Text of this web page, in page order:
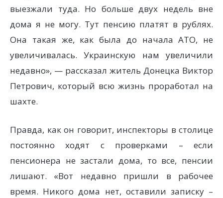
выезжали туда. Но больше двух недель вне
дома я не могу. Тут пенсию платят в рублях.
Она такая же, как была до начала АТО, не
увеличивалась. Украинскую нам увеличили
недавно», — рассказал житель Донецка Виктор
Петрович, который всю жизнь проработал на
шахте.
Правда, как он говорит, инспекторы в столице
постоянно ходят с проверками – если
пенсионера не застали дома, то все, пенсии
лишают. «Вот недавно пришли в рабочее
время. Никого дома нет, оставили записку –